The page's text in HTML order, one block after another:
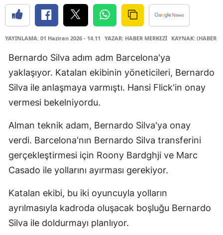
YAYINLAMA: 01 Haziran 2026 - 14.11 YAZAR: HABER MERKEZİ KAYNAK: (HABER
Bernardo Silva adım adm Barcelona'ya
yaklaşıyor. Katalan ekibinin yöneticileri, Bernardo
Silva ile anlaşmaya varmıştı. Hansi Flick'in onay
vermesi bekelniyordu.
Alman teknik adam, Bernardo Silva'ya onay
verdi. Barcelona'nın Bernardo Silva transferini
gerçekleştirmesi için Roony Bardghji ve Marc
Casado ile yollarını ayırması gerekiyor.
Katalan ekibi, bu iki oyuncuyla yolların
ayrılmasıyla kadroda oluşacak boşluğu Bernardo
Silva ile doldurmayı planlıyor.